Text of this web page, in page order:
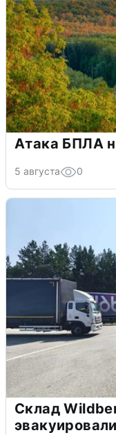
Атака БПЛА
5 августа 0
Склад